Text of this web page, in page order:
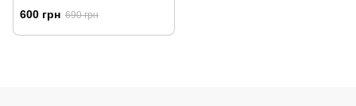
600 грн 690 грн